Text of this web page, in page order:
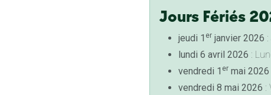
Jours Fériés
jeudi 1 erjanvier 2026
lundi 6 avril 2026 :
vendredi 1 ermai 2026
vendredi 8 mai 2026 :